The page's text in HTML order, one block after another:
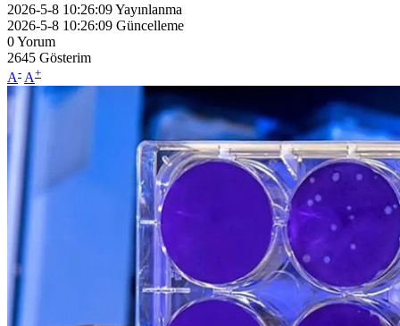
2026-5-8 10:26:09Yayınlanma
2026-5-8 10:26:09 Güncelleme
0Yorum
2645 Gösterim
A- A+